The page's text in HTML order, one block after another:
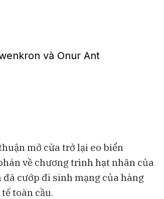
và Onur Ant
mở cửa trở lại eo biển
về chương trình hạt nhân của
cướp đi sinh mạng của hàng
toàn cầu.
vốn
Bloomberg Television
Những chiếc quần quá mỏng